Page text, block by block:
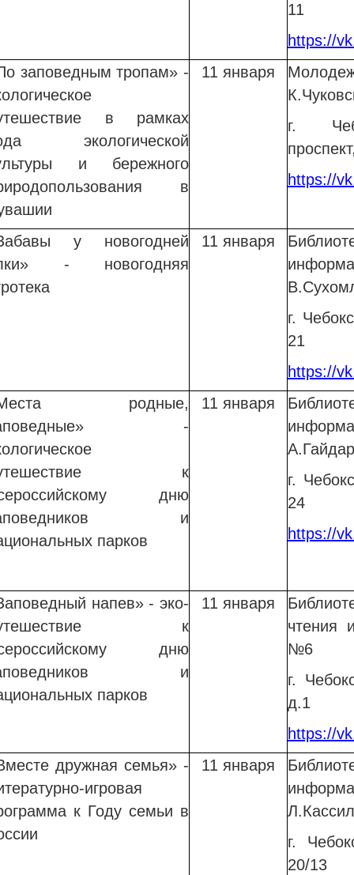
11
https://
заповедным тропам» -
в рамках
экологической
и бережного
в
11 января
г.
https://
у новогодней
- новогодняя
11 января
г.
21
https://
родные,
-
к
дню
и
парков
11 января
г.
24
https://
напев» - эко-
к
дню
и
парков
11 января
чтения
№6
г.
д.1
https://
дружная семья» -
игровая
к Году семьи в
11 января
г.
20/13